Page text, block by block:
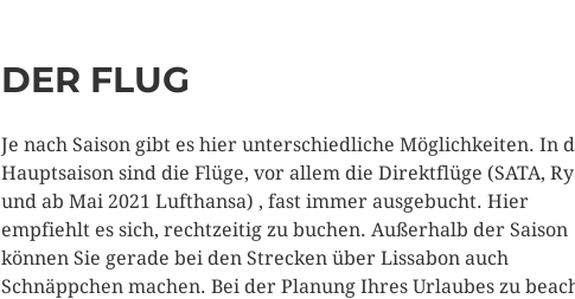
DER FLUG
Je nach Saison gibt es hier unterschiedliche Möglichkeiten. In
Hauptsaison sind die Flüge, vor allem die Direktflüge (SATA,
und ab Mai 2021 Lufthansa) , fast immer ausgebucht. Hier
empfiehlt es sich, rechtzeitig zu buchen. Außerhalb der Saison
können Sie gerade bei den Strecken über Lissabon auch
Schnäppchen machen. Bei der Planung Ihres Urlaubes zu